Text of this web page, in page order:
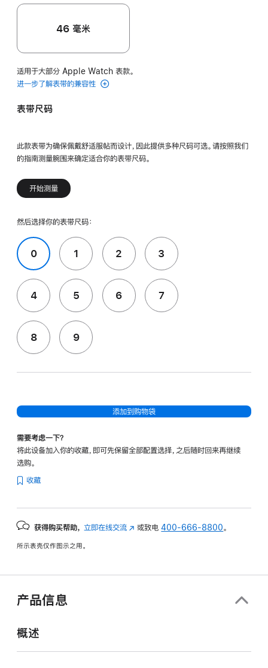
46 毫米
适用于大部分 Apple Watch 表款。
进一步了解表带的兼容性
表带尺码
此款表带为确保佩戴舒适服帖而设计，因此提供多种尺码可选。请按照我们
的指南测量腕围来确定适合你的表带尺码。
开始测量
然后选择你的表带尺码：
0 1 2 3
4 5 6 7
8 9
添加到购物袋
需要考虑一下？
将此设备加入你的收藏，即可先保留全部配置选择，之后随时回来再继续
选购。
收藏
获得购买帮助， 立即在线交流 (在
中
或致电400-666-8800 。
所示表壳仅作图示之用。
产品信息
概述